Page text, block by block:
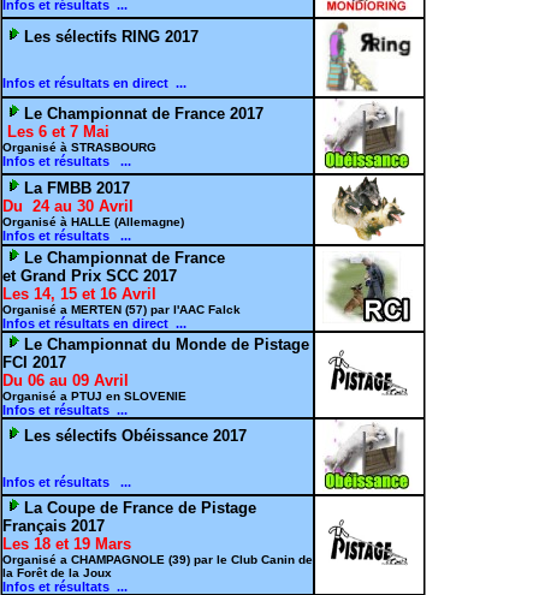
Infos et résultats ...
Les sélectifs RING 2017
Infos et résultats en direct ...
Le Championnat de France 2017
Les 6 et 7 Mai
Organisé à STRASBOURG
Infos et résultats ...
La FMBB 2017
Du 24 au 30 Avril
Organisé à HALLE (Allemagne)
Infos et résultats ...
Le Championnat de France
et Grand Prix SCC 2017
Les 14, 15 et 16 Avril
Organisé a MERTEN (57) par l'AAC Falck
Infos et résultats en direct ...
Le Championnat du Monde de Pistage
FCI 2017
Du 06 au 09 Avril
Organisé a PTUJ en SLOVENIE
Infos et résultats ...
Les sélectifs Obéissance 2017
Infos et résultats ...
La Coupe de France de Pistage
Français 2017
Les 18 et 19 Mars
Organisé a CHAMPAGNOLE (39) par le Club Canin de
la Forêt de la Joux
Infos et résultats ...